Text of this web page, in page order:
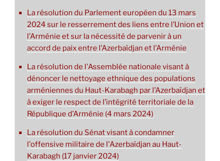
La résolution du Parlement européen du 13 mars
2024 sur le resserrement des liens entre l’Union et
l’Arménie et sur la nécessité de parvenir à un
accord de paix entre l’Azerbaïdjan et l’Arménie
La résolution de l'Assemblée nationale visant à
dénoncer le nettoyage ethnique des populations
arméniennes du Haut-Karabagh par l’Azerbaïdjan et
à exiger le respect de l’intégrité territoriale de la
République d’Arménie (4 mars 2024)
La résolution du Sénat visant à condamner
l'offensive militaire de l'Azerbaïdjan au Haut-
Karabagh (17 janvier 2024)